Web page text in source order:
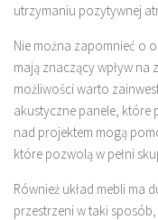
utrzymaniu pozytywnej
Nie można zapomnieć o
mają znaczący wpływ
możliwości warto
akustyczne panele, które
nad projektem mogą
które pozwolą w pełni
Również układ mebli ma
przestrzeni w taki